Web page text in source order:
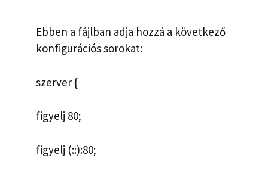
Ebben a fájlban adja hozzá a következő
konfigurációs sorokat:
szerver {
figyelj 80;
figyelj (::):80;